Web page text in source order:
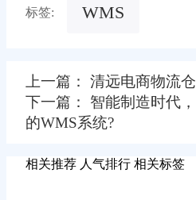
标签: WMS
上一篇： 清远电商物流
下一篇： 智能制造时代
的WMS系统?
相关推荐 人气排行 相关标签